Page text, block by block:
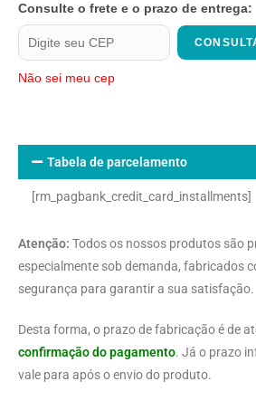
Consulte o frete e o prazo de entrega:
Não sei meu cep
Tabela de parcelamento
[rm_pagbank_credit_card_installments]
Atenção: Todos os nossos produtos são
especialmente sob demanda, fabricados
segurança para garantir a sua satisfação.
Desta forma, o prazo de fabricação é de
confirmação do pagamento. Já o prazo
vale para após o envio do produto.